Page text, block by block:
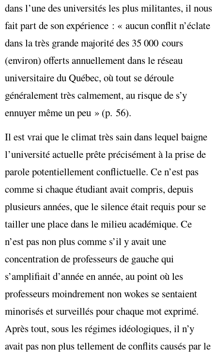
dans l’une des universités les plus militantes, il nous
fait part de son expérience : « aucun conflit n’éclate
dans la très grande majorité des 35 000 cours
(environ) offerts annuellement dans le réseau
universitaire du Québec, où tout se déroule
généralement très calmement, au risque de s’y
ennuyer même un peu » (p. 56).
Il est vrai que le climat très sain dans lequel baigne
l’université actuelle prête précisément à la prise de
parole potentiellement conflictuelle. Ce n’est pas
comme si chaque étudiant avait compris, depuis
plusieurs années, que le silence était requis pour se
tailler une place dans le milieu académique. Ce
n’est pas non plus comme s’il y avait une
concentration de professeurs de gauche qui
s’amplifiait d’année en année, au point où les
professeurs moindrement non wokes se sentaient
minorisés et surveillés pour chaque mot exprimé.
Après tout, sous les régimes idéologiques, il n’y
avait pas non plus tellement de conflits causés par le